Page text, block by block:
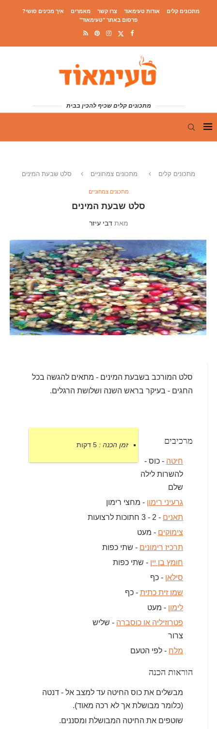
מתכונים קלים אודות טעימאוד צרו קשר מאמרים
איך מכינים סושי?
פרסום באתר "טעימאוד"
מתכונים קלים שכיף להכין בבית
מתכונים קלים מתכונים צמחוניים סלט שבעת המינים
מתכונים צמחוניים
סלט שבעת המינים
מאתדבי עיזר
סלט המורכב בשבעת המינים - מתאים להגשה בכל
החגים - בעיקר בראש השנה ושלושת הרגלים.
זמן הכנה : 5 דקות מרכיבים
חיטה - כוס -
להשרות לילה
שלם
גרעיני רימון - מחצי רימון
תאנים - 2 - 3 חתוכות לרצועות
צימוקים - מעט
תרכיז רימונים - שתי כפות
חומץ בן יין - שתי כפות
סילאן - כף
שמן זית כתית - כף
לימון - מעט
פטרוזיליה או כוסברה - שליש
צרור
מלח - לפי הטעם
הוראות הכנה
מבשלים את כוס החיטה עד למצב אל - דנטה
(כלומר מבושלת אך לא רכה מאוד).
שוטפים את החיטה המבושלת ומסננים.